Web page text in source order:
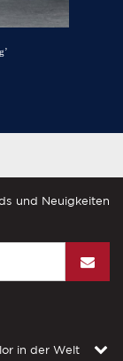
und Neuigkeiten
in der Welt